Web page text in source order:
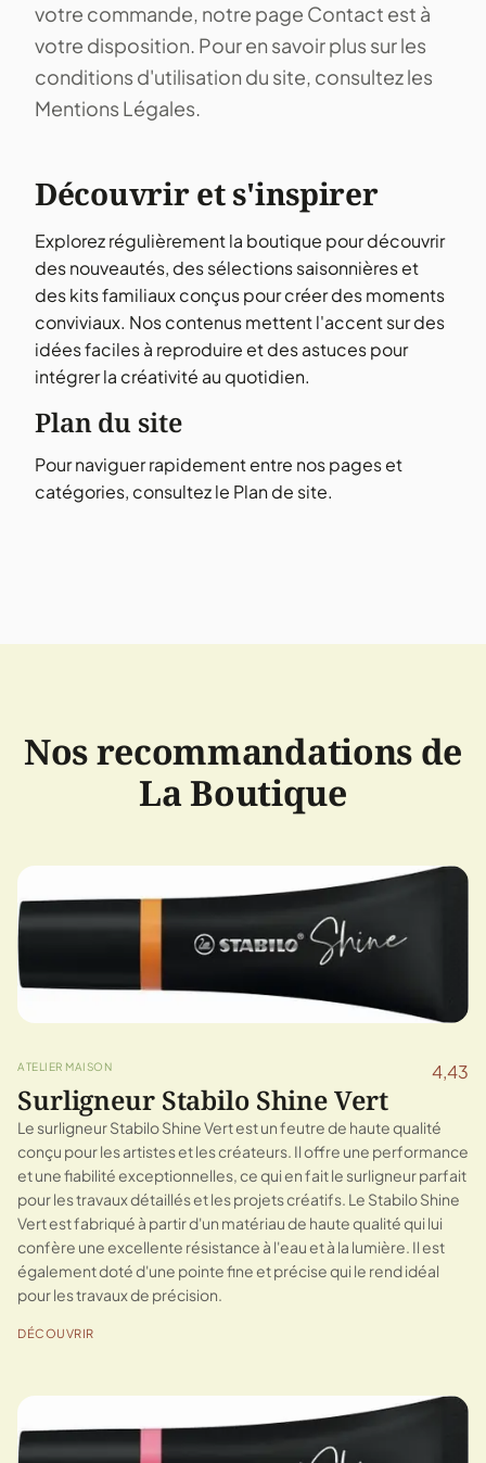
votre commande, notre page Contact est à
votre disposition. Pour en savoir plus sur les
conditions d'utilisation du site, consultez les
Mentions Légales.
Découvrir et s'inspirer
Explorez régulièrement la boutique pour découvrir
des nouveautés, des sélections saisonnières et
des kits familiaux conçus pour créer des moments
conviviaux. Nos contenus mettent l'accent sur des
idées faciles à reproduire et des astuces pour
intégrer la créativité au quotidien.
Plan du site
Pour naviguer rapidement entre nos pages et
catégories, consultez le Plan de site.
Nos recommandations de
La Boutique
ATELIER MAISON 4,43
Surligneur Stabilo Shine Vert
Le surligneur Stabilo Shine Vert est un feutre de haute qualité
conçu pour les artistes et les créateurs. Il offre une performance
et une fiabilité exceptionnelles, ce qui en fait le surligneur parfait
pour les travaux détaillés et les projets créatifs. Le Stabilo Shine
Vert est fabriqué à partir d'un matériau de haute qualité qui lui
confère une excellente résistance à l'eau et à la lumière. Il est
également doté d'une pointe fine et précise qui le rend idéal
pour les travaux de précision.
DÉCOUVRIR